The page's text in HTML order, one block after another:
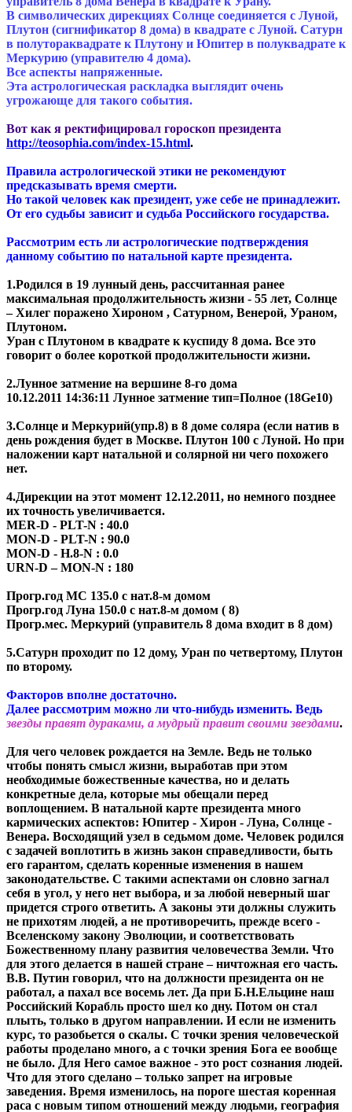
В символических дирекциях Солнце соединяется с Луной,
Плутон (сигнификатор 8 дома) в квадрате с Луной. Сатурн
в полутораквадрате к Плутону и Юпитер в полуквадрате к
Меркурию (управителю 4 дома).
Все аспекты напряженные.
Эта астрологическая раскладка выглядит очень
угрожающе для такого события.
Вот как я ректифицировал гороскоп президента
http://teosophia.com/index-15.html.
Правила астрологической этики не рекомендуют
предсказывать время смерти.
Но такой человек как президент, уже себе не принадлежит.
От его судьбы зависит и судьба Российского государства.
Рассмотрим есть ли астрологические подтверждения
данному событию по натальной карте президента.
1.Родился в 19 лунный день, рассчитанная ранее
максимальная продолжительность жизни - 55 лет, Солнце
– Хилег поражено Хироном , Сатурном, Венерой, Ураном,
Плутоном.
Уран с Плутоном в квадрате к куспиду 8 дома. Все это
говорит о более короткой продолжительности жизни.
2.Лунное затмение на вершине 8-го дома
10.12.2011 14:36:11 Лунное затмение тип=Полное (18Ge10)
3.Солнце и Меркурий(упр.8) в 8 доме соляра (если натив в
день рождения будет в Москве. Плутон 100 с Луной. Но при
наложении карт натальной и солярной ни чего похожего
нет.
4.Дирекции на этот момент 12.12.2011, но немного позднее
их точность увеличивается.
MER-D - PLT-N : 40.0
MON-D - PLT-N : 90.0
MON-D - H.8-N : 0.0
URN-D – MON-N : 180
Прогр.год МС 135.0 с нат.8-м домом
Прогр.год Луна 150.0 с нат.8-м домом ( 8)
Прогр.мес. Меркурий (управитель 8 дома входит в 8 дом)
5.Сатурн проходит по 12 дому, Уран по четвертому, Плутон
по второму.
Факторов вполне достаточно.
Далее рассмотрим можно ли что-нибудь изменить. Ведь
звезды правят дураками, а мудрый правит своими звездами.
Для чего человек рождается на Земле. Ведь не только
чтобы понять смысл жизни, выработав при этом
необходимые божественные качества, но и делать
конкретные дела, которые мы обещали перед
воплощением. В натальной карте президента много
кармических аспектов: Юпитер - Хирон - Луна, Солнце -
Венера. Восходящий узел в седьмом доме. Человек родился
с задачей воплотить в жизнь закон справедливости, быть
его гарантом, сделать коренные изменения в нашем
законодательстве. С такими аспектами он словно загнал
себя в угол, у него нет выбора, и за любой неверный шаг
придется строго ответить. А законы эти должны служить
не прихотям людей, а не противоречить, прежде всего -
Вселенскому закону Эволюции, и соответствовать
Божественному плану развития человечества Земли. Что
для этого делается в нашей стране – ничтожная его часть.
В.В. Путин говорил, что на должности президента он не
работал, а пахал все восемь лет. Да при Б.Н.Ельцине наш
Российский Корабль просто шел ко дну. Потом он стал
плыть, только в другом направлении. И если не изменить
курс, то разобьется о скалы. С точки зрения человеческой
работы проделано много, а с точки зрения Бога ее вообще
не было. Для Него самое важное - это рост сознания людей.
Что для этого сделано – только запрет на игровые
заведения. Время изменилось, на пороге шестая коренная
раса с новым типом отношений между людьми, география